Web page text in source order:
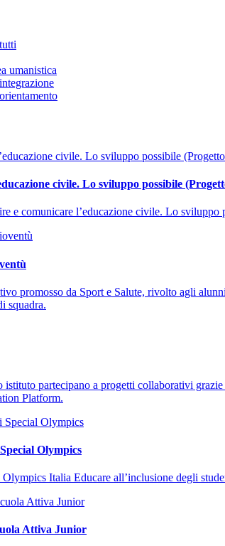
umanistica
civile. Lo sviluppo possibile
e comunicare l’educazione civile. Lo
promosso da Sport e Salute, rivolto agli
squadra.
istituto partecipano a progetti collaborativi
Platform.
Olympics
Italia Educare all’inclusione degli
Attiva Junior